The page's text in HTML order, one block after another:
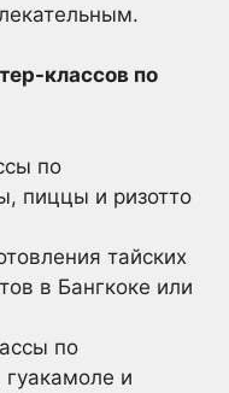
классов по
по
пиццы и ризотто
тайских
в Бангкоке или
по
гуакамоле и